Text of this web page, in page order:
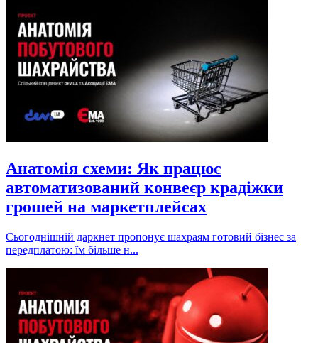
Анатомія схеми: Як працює
автоматизований конвеєр крадіжки
грошей на маркетплейсах
Сьогоднішній даркнет пропонує шахраям готовий бізнес за
передплатою: їм більше н...